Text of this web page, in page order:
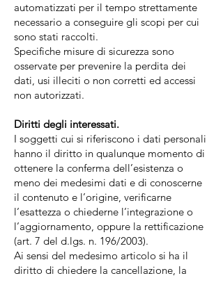
automatizzati per il tempo strettamente
necessario a conseguire gli scopi per cui
sono stati raccolti.
Specifiche misure di sicurezza sono
osservate per prevenire la perdita dei
dati, usi illeciti o non corretti ed accessi
non autorizzati.
Diritti degli interessati.
I soggetti cui si riferiscono i dati personali
hanno il diritto in qualunque momento di
ottenere la conferma dell’esistenza o
meno dei medesimi dati e di conoscerne
il contenuto e l’origine, verificarne
l’esattezza o chiederne l’integrazione o
l’aggiornamento, oppure la rettificazione
(art. 7 del d.lgs. n. 196/2003).
Ai sensi del medesimo articolo si ha il
diritto di chiedere la cancellazione, la